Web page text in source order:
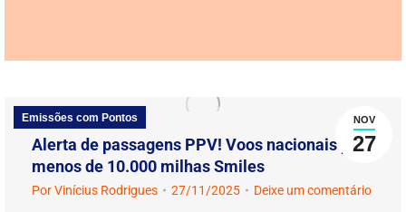
NOV
27
Emissões com Pontos
Alerta de passagens PPV! Voos nacionais por
menos de 10.000 milhas Smiles
PorVinícius Rodrigues 27/11/2025 Deixe um comentário